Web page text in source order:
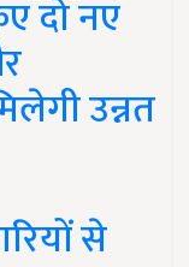
दो नए
उन्नत
से